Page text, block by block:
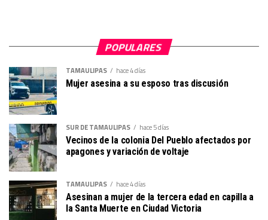
POPULARES
TAMAULIPAS hace 4 días
Mujer asesina a su esposo tras discusión
SUR DE TAMAULIPAS hace 5 días
Vecinos de la colonia Del Pueblo afectados por
apagones y variación de voltaje
TAMAULIPAS hace 4 días
Asesinan a mujer de la tercera edad en capilla a
la Santa Muerte en Ciudad Victoria